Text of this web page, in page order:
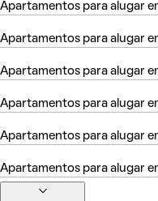
Apartamentos para alugar
Apartamentos para alugar
Apartamentos para alugar
Apartamentos para alugar
Apartamentos para alugar
Apartamentos para alugar